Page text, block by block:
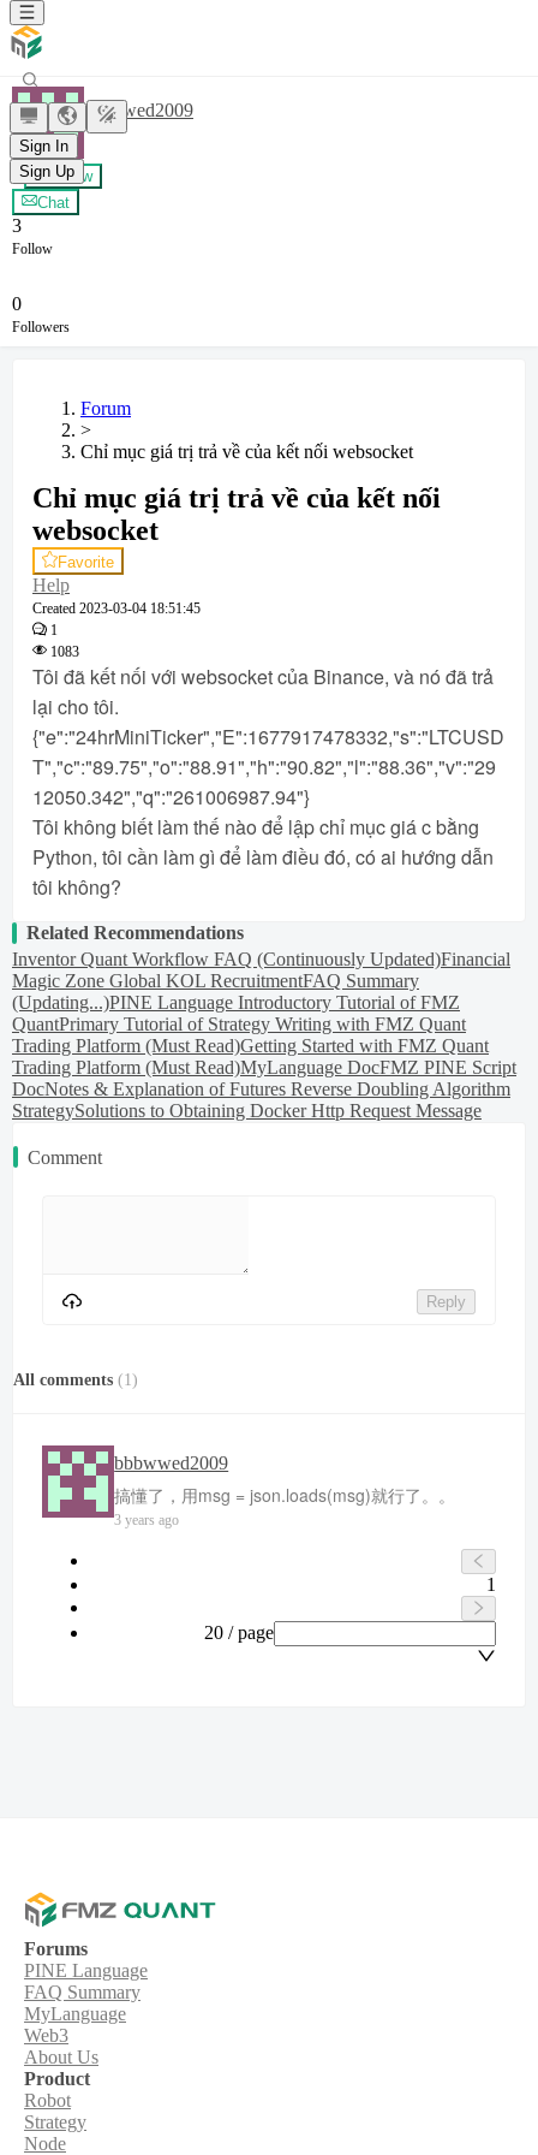
Sign In
Sign Up
bbbwwed2009
+ Follow
Chat
3
Follow
0
Followers
Forum
>
Chỉ mục giá trị trả về của kết nối websocket
Chỉ mục giá trị trả về của kết nối
websocket
Favorite
Help
Created 2023-03-04 18:51:45
1
1083
Tôi đã kết nối với websocket của Binance, và nó đã trả
lại cho tôi.
{"e":"24hrMiniTicker","E":1677917478332,"s":"LTCUSD
T","c":"89.75","o":"88.91","h":"90.82","l":"88.36","v":"29
12050.342","q":"261006987.94"}
Tôi không biết làm thế nào để lập chỉ mục giá c bằng
Python, tôi cần làm gì để làm điều đó, có ai hướng dẫn
tôi không?
Related Recommendations
Inventor Quant Workflow FAQ (Continuously Updated)Financial
Magic Zone Global KOL RecruitmentFAQ Summary
(Updating...)PINE Language Introductory Tutorial of FMZ
QuantPrimary Tutorial of Strategy Writing with FMZ Quant
Trading Platform (Must Read)Getting Started with FMZ Quant
Trading Platform (Must Read)MyLanguage DocFMZ PINE Script
DocNotes & Explanation of Futures Reverse Doubling Algorithm
StrategySolutions to Obtaining Docker Http Request Message
Comment
Reply
All comments (1)
bbbwwed2009
搞懂了，用msg = json.loads(msg)就行了。。
3 years ago
1
20 / page
Forums
PINE Language
FAQ Summary
MyLanguage
Web3
About Us
Product
Robot
Strategy
Node